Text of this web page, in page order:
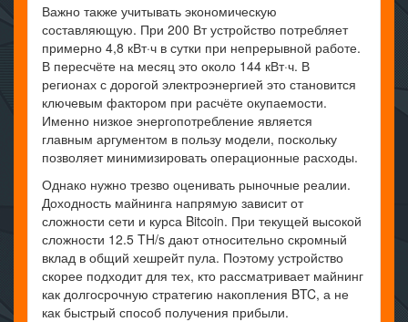
Важно также учитывать экономическую
составляющую. При 200 Вт устройство потребляет
примерно 4,8 кВт·ч в сутки при непрерывной работе.
В пересчёте на месяц это около 144 кВт·ч. В
регионах с дорогой электроэнергией это становится
ключевым фактором при расчёте окупаемости.
Именно низкое энергопотребление является
главным аргументом в пользу модели, поскольку
позволяет минимизировать операционные расходы.
Однако нужно трезво оценивать рыночные реалии.
Доходность майнинга напрямую зависит от
сложности сети и курса Bitcoin. При текущей высокой
сложности 12.5 TH/s дают относительно скромный
вклад в общий хешрейт пула. Поэтому устройство
скорее подходит для тех, кто рассматривает майнинг
как долгосрочную стратегию накопления BTC, а не
как быстрый способ получения прибыли.